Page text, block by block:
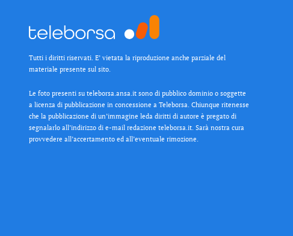
Tutti i diritti riservati. E’ vietata la riproduzione anche parziale del
materiale presente sul sito.
Le foto presenti su teleborsa.ansa.it sono di pubblico dominio o soggette
a licenza di pubblicazione in concessione a Teleborsa. Chiunque ritenesse
che la pubblicazione di un’immagine leda diritti di autore è pregato di
segnalarlo all’indirizzo di e-mail redazione teleborsa.it. Sarà nostra cura
provvedere all’accertamento ed all’eventuale rimozione.